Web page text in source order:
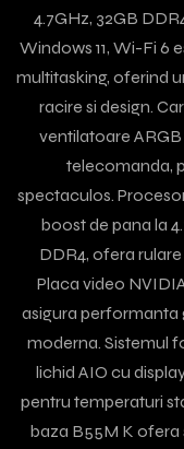
4.7GHz, 32GB
Windows 11, Wi-Fi 6
multitasking, oferind
racire si design.
ventilatoare
telecomanda,
spectaculos.
boost de pana la
DDR4, ofera
Placa video
asigura performanta
moderna. Sistemul
lichid AIO cu
pentru temperaturi
baza B55M K